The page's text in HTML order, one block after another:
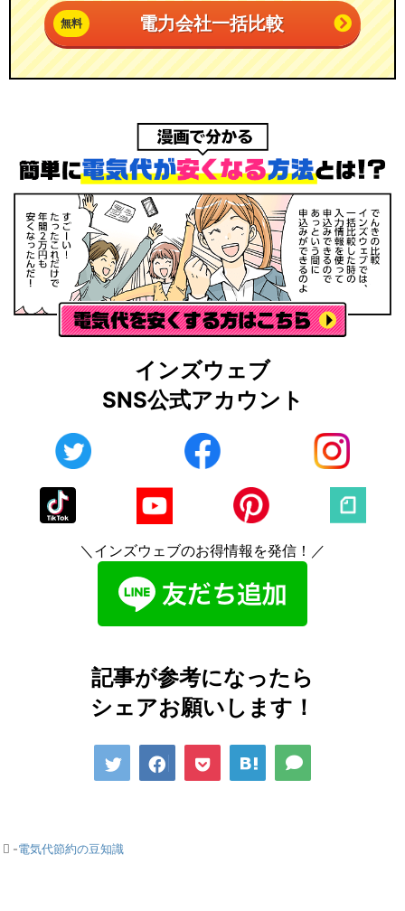
電力会社一括比較
インズウェブ
SNS公式アカウント
＼インズウェブのお得情報を発信！／
記事が参考になったら
シェアお願いします！
-電気代節約の豆知識